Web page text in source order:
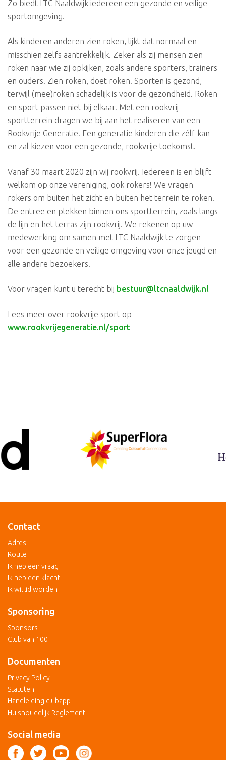
Zo biedt LTC Naaldwijk iedereen een gezonde en veilige
sportomgeving.
Als kinderen anderen zien roken, lijkt dat normaal en
misschien zelfs aantrekkelijk. Zeker als zij mensen zien
roken naar wie zij opkijken, zoals andere sporters, trainers
en ouders. Zien roken, doet roken. Sporten is gezond,
terwijl (mee)roken schadelijk is voor de gezondheid. Roken
en sport passen niet bij elkaar. Met een rookvrij
sportterrein dragen we bij aan het realiseren van een
Rookvrije Generatie. Een generatie kinderen die zélf kan
en zal kiezen voor een gezonde, rookvrije toekomst.
Vanaf 30 maart 2020 zijn wij rookvrij. Iedereen is en blijft
welkom op onze vereniging, ook rokers! We vragen
rokers om buiten het zicht en buiten het terrein te roken.
De entree en plekken binnen ons sportterrein, zoals langs
de lijn en het terras zijn rookvrij. We rekenen op uw
medewerking om samen met LTC Naaldwijk te zorgen
voor een gezonde en veilige omgeving voor onze jeugd en
alle andere bezoekers.
Voor vragen kunt u terecht bij bestuur@ltcnaaldwijk.nl
Lees meer over rookvrije sport op
www.rookvrijegeneratie.nl/sport
Contact
Adres
Route
Ik heb een vraag
Ik heb een klacht
Ik wil lid worden
Sponsoring
Sponsors
Club van 100
Documenten
Privacy Policy
Statuten
Handleiding clubapp
Huishoudelijk Reglement
Social media